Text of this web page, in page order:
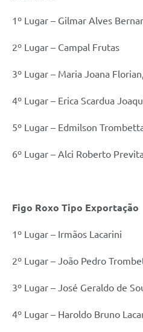
1º Lugar – Gilmar Alves
2º Lugar – Campal Frutas
3º Lugar – Maria Joana Florian,
4º Lugar – Erica Scardua
5º Lugar – Edmilson
6º Lugar – Alci Roberto
Figo Roxo Tipo Exportação
1º Lugar – Irmãos Lacarini
2º Lugar – João Pedro
3º Lugar – José Geraldo de
4º Lugar – Haroldo Bruno